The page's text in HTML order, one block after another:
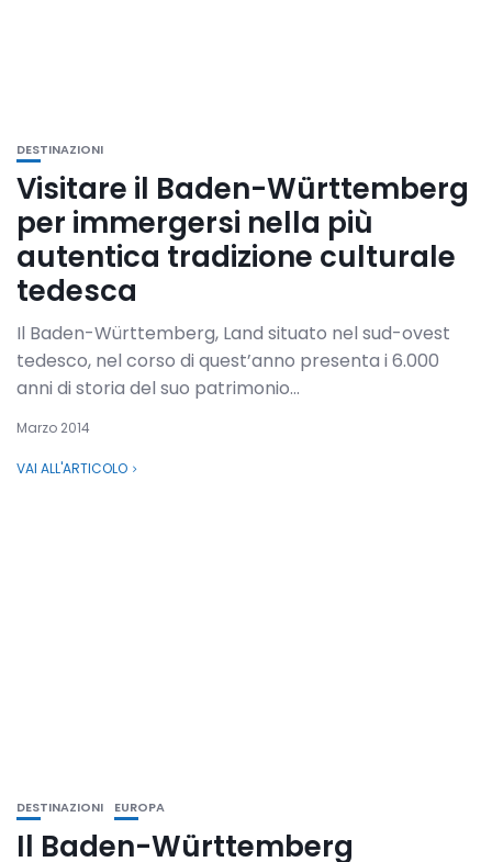
DESTINAZIONI
Visitare il Baden-Württemberg
per immergersi nella più
autentica tradizione culturale
tedesca
Il Baden-Württemberg, Land situato nel sud-ovest
tedesco, nel corso di quest’anno presenta i 6.000
anni di storia del suo patrimonio...
Marzo 2014
VAI ALL'ARTICOLO
DESTINAZIONI EUROPA
Il Baden-Württemberg